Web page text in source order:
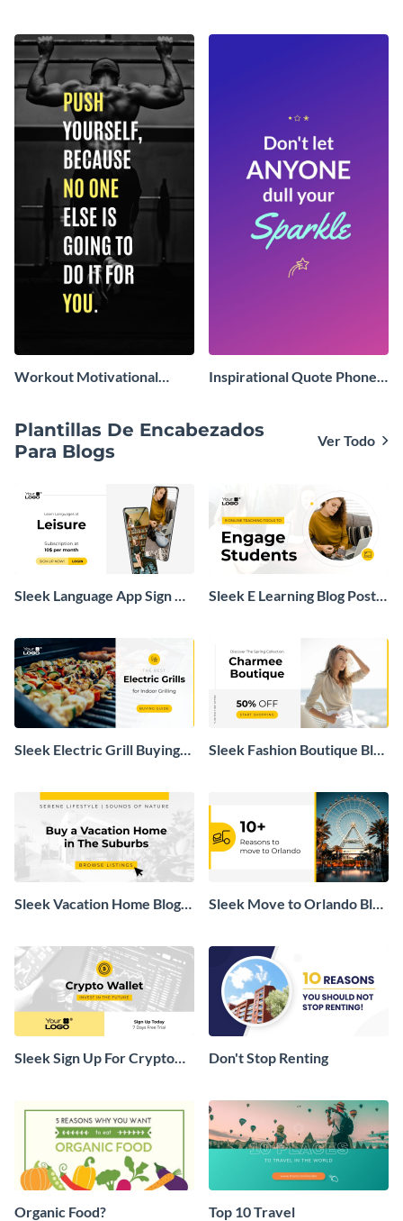
Workout Motivational
Inspirational Quote Phone
Plantillas De Encabezados
Para Blogs
Ver Todo
Sleek Language App Sign Up
Sleek E Learning Blog Post
Sleek Electric Grill Buying
Sleek Fashion Boutique Blog
Sleek Vacation Home Blog
Sleek Move to Orlando Blog
Sleek Sign Up For Crypto
Don't Stop Renting
Organic Food? Top 10 Travel